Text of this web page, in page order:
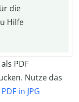
die
Hilfe
PDF
Nutze das
PDF in JPG